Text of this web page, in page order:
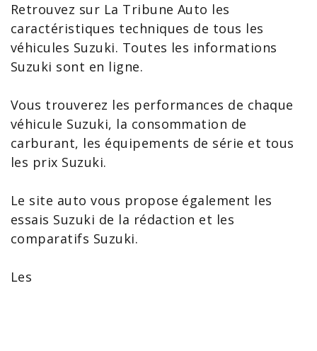
Retrouvez sur La Tribune Auto les
caractéristiques techniques de tous les
véhicules Suzuki. Toutes les informations
Suzuki sont en ligne.
Vous trouverez les performances de chaque
véhicule Suzuki, la consommation de
carburant, les équipements de série et tous
les prix Suzuki.
Le site auto vous propose également les
essais Suzuki de la rédaction et les
comparatifs Suzuki.
Les